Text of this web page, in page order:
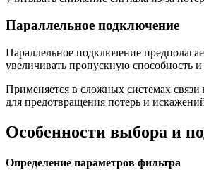
Параллельное подключение
Параллельное подключение
увеличивать пропускную способность
Применяется в сложных системах
для предотвращения потерь и
Особенности выбора и
Определение параметров фильтра